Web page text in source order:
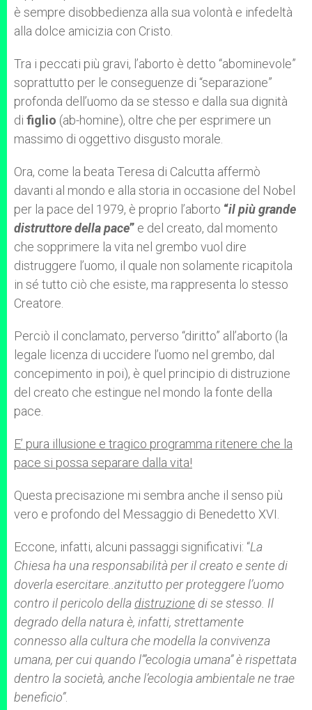
è sempre disobbedienza alla sua volontà e infedeltà
alla dolce amicizia con Cristo.
Tra i peccati più gravi, l’aborto è detto “abominevole”
soprattutto per le conseguenze di “separazione”
profonda dell’uomo da se stesso e dalla sua dignità
di figlio (ab-homine), oltre che per esprimere un
massimo di oggettivo disgusto morale.
Ora, come la beata Teresa di Calcutta affermò
davanti al mondo e alla storia in occasione del Nobel
per la pace del 1979, è proprio l’aborto “il più grande
distruttore della pace” e del creato, dal momento
che sopprimere la vita nel grembo vuol dire
distruggere l’uomo, il quale non solamente ricapitola
in sé tutto ciò che esiste, ma rappresenta lo stesso
Creatore.
Perciò il conclamato, perverso “diritto” all’aborto (la
legale licenza di uccidere l’uomo nel grembo, dal
concepimento in poi), è quel principio di distruzione
del creato che estingue nel mondo la fonte della
pace.
E’ pura illusione e tragico programma ritenere che la
pace si possa separare dalla vita!
Questa precisazione mi sembra anche il senso più
vero e profondo del Messaggio di Benedetto XVI.
Eccone, infatti, alcuni passaggi significativi: “La
Chiesa ha una responsabilità per il creato e sente di
doverla esercitare..anzitutto per proteggere l’uomo
contro il pericolo delladistruzionedi se stesso. Il
degrado della natura è, infatti, strettamente
connesso alla cultura che modella la convivenza
umana, per cui quando l’”ecologia umana” è rispettata
dentro la società, anche l’ecologia ambientale ne trae
beneficio”.